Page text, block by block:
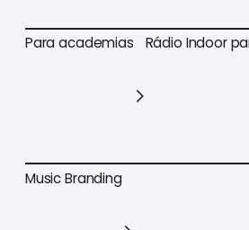
Para varejo em geral Para
Para academias
Para academias
Rádio Indoor
Music Branding